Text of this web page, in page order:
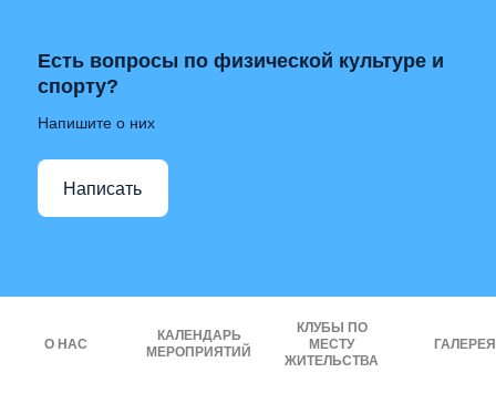
Есть вопросы по физической культуре и
спорту?
Напишите о них
Написать
О НАС
КАЛЕНДАРЬ
МЕРОПРИЯТИЙ
КЛУБЫ ПО
МЕСТУ
ЖИТЕЛЬСТВА
ГАЛЕРЕЯ